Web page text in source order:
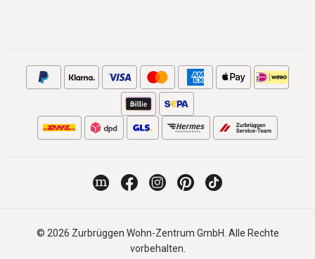
© 2026 Zurbrüggen Wohn-Zentrum GmbH. Alle Rechte
vorbehalten.